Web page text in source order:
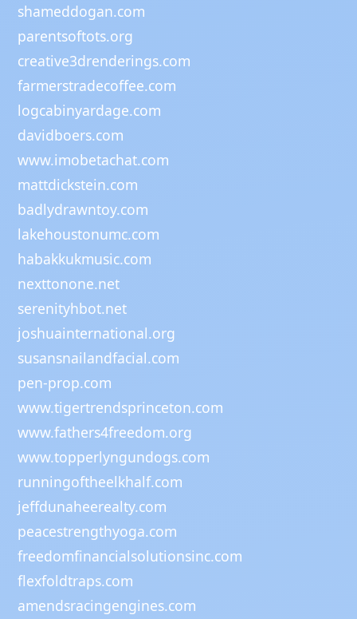
shameddogan.com
parentsoftots.org
creative3drenderings.com
farmerstradecoffee.com
logcabinyardage.com
davidboers.com
www.imobetachat.com
mattdickstein.com
badlydrawntoy.com
lakehoustonumc.com
habakkukmusic.com
nexttonone.net
serenityhbot.net
joshuainternational.org
susansnailandfacial.com
pen-prop.com
www.tigertrendsprinceton.com
www.fathers4freedom.org
www.topperlyngundogs.com
runningoftheelkhalf.com
jeffdunaheerealty.com
peacestrengthyoga.com
freedomfinancialsolutionsinc.com
flexfoldtraps.com
amendsracingengines.com